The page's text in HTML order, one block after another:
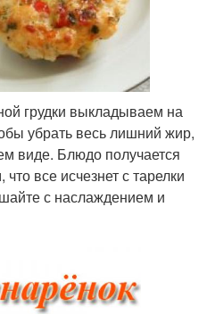
грудки выкладываем на
убрать весь лишний жир,
виде. Блюдо получается
все исчезнет с тарелки
с наслаждением и